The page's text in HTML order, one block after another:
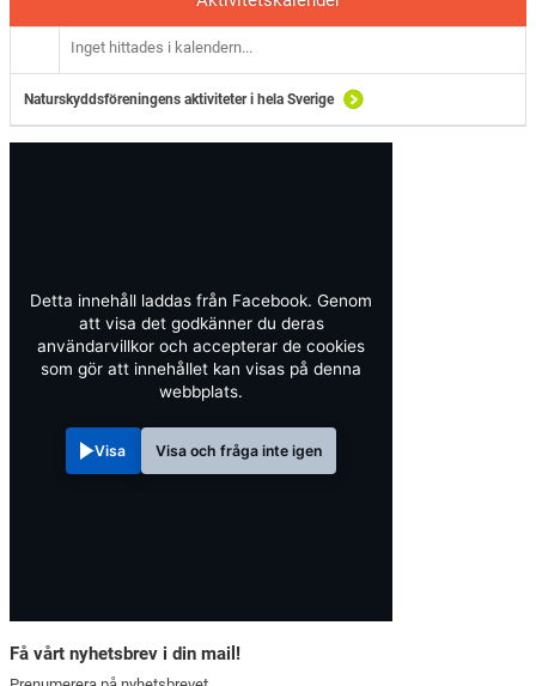
Inget hittades i kalendern...
Naturskyddsföreningens aktiviteter i hela Sverige
Detta innehåll laddas från Facebook. Genom
att visa det godkänner du deras
användarvillkor och accepterar de cookies
som gör att innehållet kan visas på denna
webbplats.
Visa Visa och fråga inte igen
Få vårt nyhetsbrev i din mail!